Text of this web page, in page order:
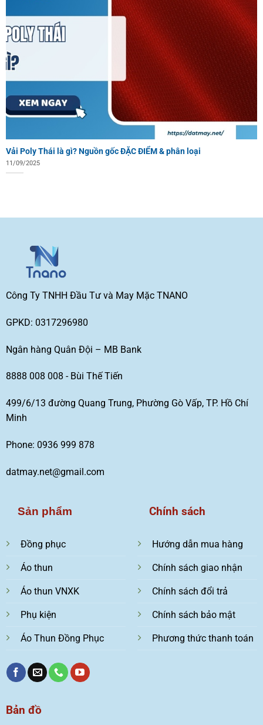
Vải Poly Thái là gì? Nguồn gốc ĐẶC ĐIỂM & phân loại
11/09/2025
Công Ty TNHH Đầu Tư và May Mặc TNANO
GPKD: 0317296980
Ngân hàng Quân Đội – MB Bank
8888 008 008 - Bùi Thế Tiến
499/6/13 đường Quang Trung, Phường Gò Vấp, TP. Hồ Chí
Minh
Phone: 0936 999 878
datmay.net@gmail.com
Sản phẩm
Đồng phục
Áo thun
Áo thun VNXK
Phụ kiện
Áo Thun Đồng Phục
Chính sách
Hướng dẫn mua hàng
Chính sách giao nhận
Chính sách đổi trả
Chính sách bảo mật
Phương thức thanh toán
Bản đồ